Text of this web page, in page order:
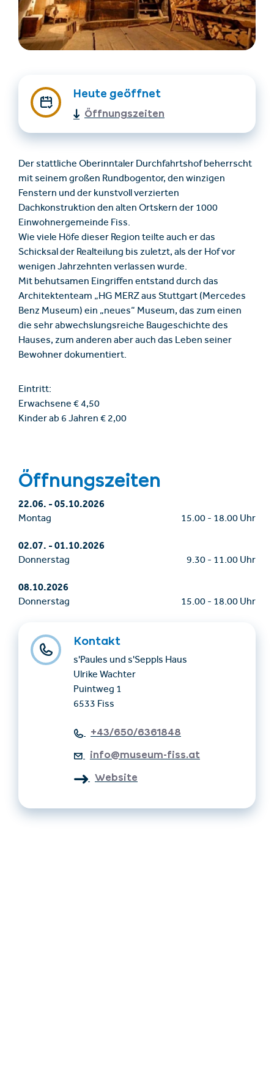
Unterkünfte finden
Ticket- &
Deutsch
+43/5476/6239
info@serfaus-fiss-ladis.at
Heute geöffnet
Öffnungszeiten
Der stattliche Oberinntaler Durchfahrtshof beherrscht
mit seinem großen Rundbogentor, den winzigen
Fenstern und der kunstvoll verzierten
Dachkonstruktion den alten Ortskern der 1000
Einwohnergemeinde Fiss.
Wie viele Höfe dieser Region teilte auch er das
Schicksal der Realteilung bis zuletzt, als der Hof vor
wenigen Jahrzehnten verlassen wurde.
Mit behutsamen Eingriffen entstand durch das
Architektenteam „HG MERZ aus Stuttgart (Mercedes
Benz Museum) ein „neues“ Museum, das zum einen
die sehr abwechslungsreiche Baugeschichte des
Hauses, zum anderen aber auch das Leben seiner
Bewohner dokumentiert.
Eintritt:
Erwachsene € 4,50
Kinder ab 6 Jahren € 2,00
Öffnungszeiten
22.06.-05.10.2026
Montag 15.00 - 18.00 Uhr
02.07.-01.10.2026
Donnerstag 9.30 - 11.00 Uhr
08.10.2026
Donnerstag 15.00 - 18.00 Uhr
Kontakt
s'Paules und s'Seppls Haus
Ulrike Wachter
Puintweg 1
6533 Fiss
+43/650/6361848
info@museum-fiss.at
Website